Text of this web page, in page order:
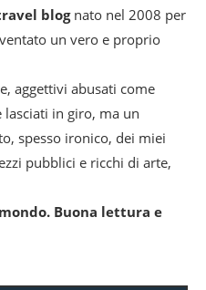
blognato nel 2008 per
un vero e proprio
aggettivi abusati come
lasciati in giro, ma un
spesso ironico, dei miei
pubblici e ricchi di arte,
Buona lettura e